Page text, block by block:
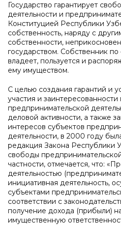
Государство гарантирует
деятельности и
Конституцией Республики
собственность, наряду с
собственности,
государством. Собственник
владеет, пользуется и
ему имуществом.
С целью создания гарантий и
участия и заинтересованности
предпринимательской
деловой активности, а также
интересов субъектов
деятельности, в 2000 году
редакция Закона Республики
свободы
частности, отмечается, что:
деятельностью
инициативная деятельность,
субъектами
соответствии с
получение дохода (прибыли)
имущественную